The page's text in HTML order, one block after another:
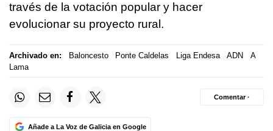
través de la votación popular y hacer
evolucionar su proyecto rural.
Archivado en: Baloncesto Ponte Caldelas Liga Endesa ADN
A
Lama
Añade a La Voz de Galicia en Google
Comentar ·